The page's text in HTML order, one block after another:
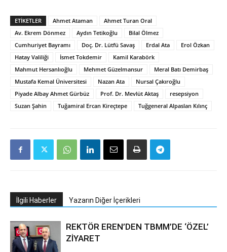
ETIKETLER Ahmet Ataman
Ahmet Turan Oral
Av. Ekrem Dönmez
Aydın Tetikoğlu
Bilal Ölmez
Cumhuriyet Bayramı
Doç. Dr. Lütfü Savaş Erdal Ata
Erol Özkan
Hatay Valiliği
İsmet Tokdemir
Kamil Karabörk
Mahmut Hersanlıoğlu
Mehmet Güzelmansur
Meral Batı Demirbaş
Mustafa Kemal Üniversitesi
Nazan Ata
Nursal Çakıroğlu
Piyade Albay Ahmet Gürbüz
Prof. Dr. Mevlüt Aktaş
resepsiyon
Suzan Şahin
Tuğamiral Ercan Kireçtepe Tuğgeneral Alpaslan Kılınç
İlgili Haberler Yazarın Diğer İçerikleri
REKTÖR EREN’DEN TBMM’DE ‘ÖZEL’
ZİYARET